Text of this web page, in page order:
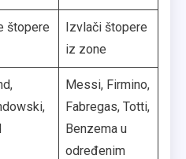
štopere
Izvlači štopere
iz zone
Messi, Firmino,
Fabregas, Totti,
Benzema u
određenim